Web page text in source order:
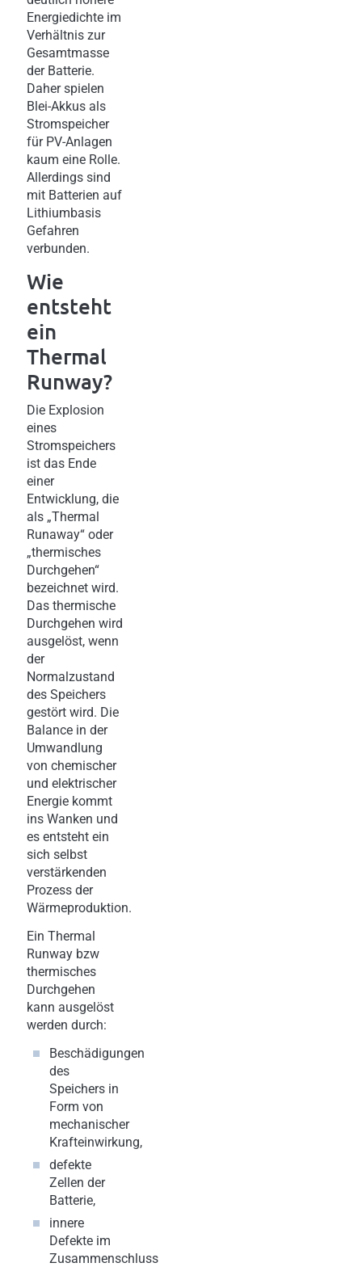
Energiedichte im
Verhältnis zur
Gesamtmasse
der Batterie.
Daher spielen
Blei-Akkus als
Stromspeicher
für PV-Anlagen
kaum eine Rolle.
Allerdings sind
mit Batterien auf
Lithiumbasis
Gefahren
verbunden.
Wie
entsteht
ein
Thermal
Runway?
Die Explosion
eines
Stromspeichers
ist das Ende
einer
Entwicklung, die
als „Thermal
Runaway“ oder
„thermisches
Durchgehen“
bezeichnet wird.
Das thermische
Durchgehen wird
ausgelöst, wenn
der
Normalzustand
des Speichers
gestört wird. Die
Balance in der
Umwandlung
von chemischer
und elektrischer
Energie kommt
ins Wanken und
es entsteht ein
sich selbst
verstärkenden
Prozess der
Wärmeproduktion.
Ein Thermal
Runway bzw
thermisches
Durchgehen
kann ausgelöst
werden durch:
Beschädigungen
des
Speichers in
Form von
mechanischer
Krafteinwirkung,
defekte
Zellen der
Batterie,
innere
Defekte im
Zusammenschluss